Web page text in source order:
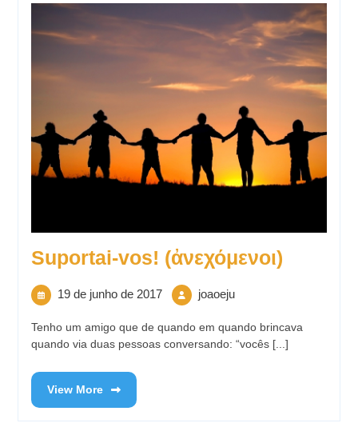
Suportai-vos! (ἀνεχόμενοι)
19 de junho de 2017 joaoeju
Tenho um amigo que de quando em quando brincava
quando via duas pessoas conversando: “vocês [...]
View More